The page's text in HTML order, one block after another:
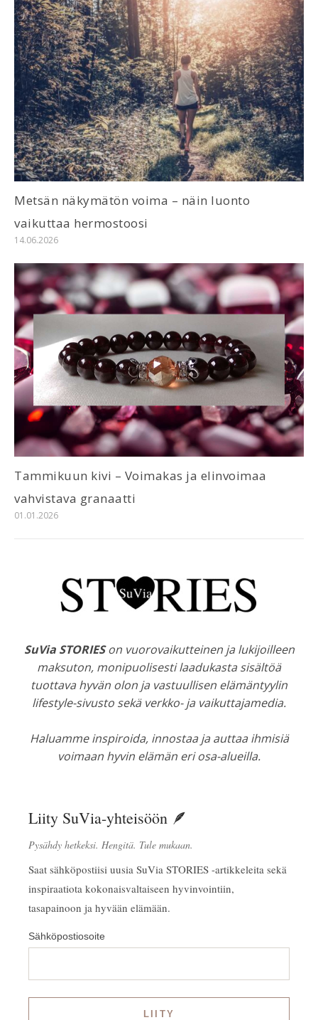
Metsän näkymätön voima – näin luonto
vaikuttaa hermostoosi
14.06.2026
Tammikuun kivi – Voimakas ja elinvoimaa
vahvistava granaatti
01.01.2026
SuVia STORIESon vuorovaikutteinen ja lukijoilleen
maksuton, monipuolisesti laadukasta sisältöä
tuottava hyvän olon ja vastuullisen elämäntyylin
lifestyle-sivusto sekä verkko- ja vaikuttajamedia.
Haluamme inspiroida, innostaa ja auttaa ihmisiä
voimaan hyvin elämän eri osa-alueilla.
Liity SuVia-yhteisöön 🪶
Pysähdy hetkeksi. Hengitä. Tule mukaan.
Saat sähköpostiisi uusia SuVia STORIES -artikkeleita sekä
inspiraatiota kokonaisvaltaiseen hyvinvointiin,
tasapainoon ja hyvään elämään.
Sähköpostiosoite